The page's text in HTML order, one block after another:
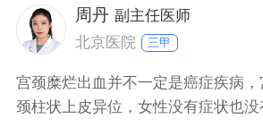
议：患者要立即去医院进行子宫B超
查，若是子宫肌瘤
周丹 副主任医师
北京医院
三甲
宫颈糜烂出血并不一定是癌症疾病
颈柱状上皮异位，女性没有症状也